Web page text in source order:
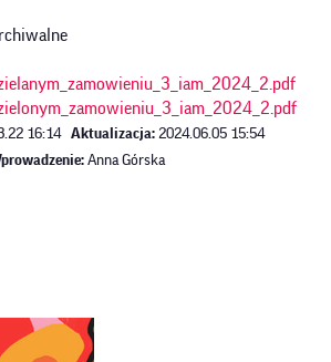
16:14 Aktualizacja: 2024.06.05 15:54
Anna Górska